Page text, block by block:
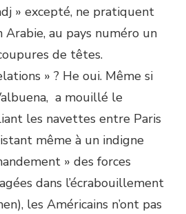
» excepté, ne pratiquent
Arabie, au pays numéro un
de têtes.
» ? He oui. Même si
a mouillé le
les navettes entre Paris
même à un indigne
» des forces
dans l’écrabouillement
les Américains n’ont pas